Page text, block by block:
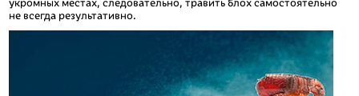
укромных местах, следовательно, травить блох самостоятельно
не всегда результативно.